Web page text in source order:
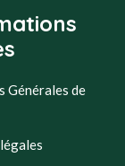
Générales de